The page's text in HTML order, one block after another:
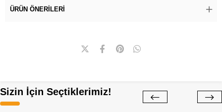
ÜRÜN ÖNERILERI
Sizin İçin Seçtiklerimiz!